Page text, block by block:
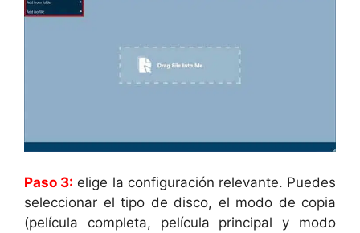
Paso 3: elige la configuración relevante. Puedes
seleccionar el tipo de disco, el modo de copia
(película completa, película principal y modo